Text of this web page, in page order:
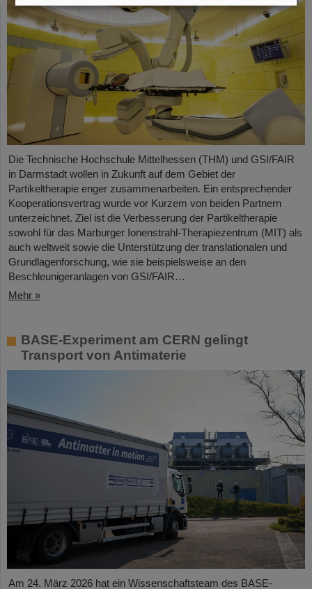
Die Technische Hochschule Mittelhessen (THM) und GSI/FAIR
in Darmstadt wollen in Zukunft auf dem Gebiet der
Partikeltherapie enger zusammenarbeiten. Ein entsprechender
Kooperationsvertrag wurde vor Kurzem von beiden Partnern
unterzeichnet. Ziel ist die Verbesserung der Partikeltherapie
sowohl für das Marburger Ionenstrahl-Therapiezentrum (MIT) als
auch weltweit sowie die Unterstützung der translationalen und
Grundlagenforschung, wie sie beispielsweise an den
Beschleunigeranlagen von GSI/FAIR…
Mehr »
BASE-Experiment am CERN gelingt
Transport von Antimaterie
Am 24. März 2026 hat ein Wissenschaftsteam des BASE-